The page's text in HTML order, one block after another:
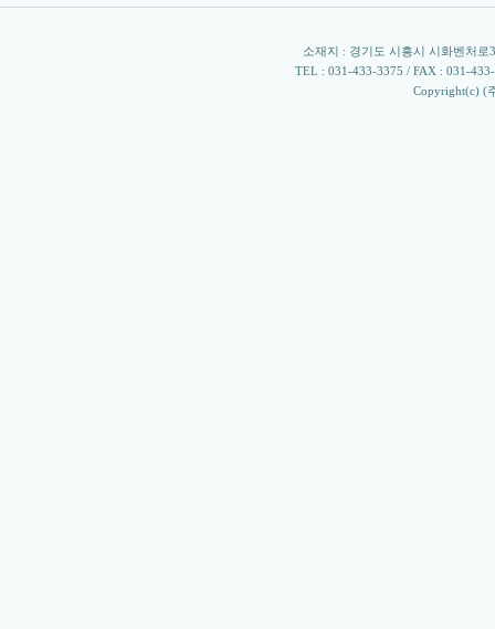
소재지 : 경기도 시흥시 시화벤처
TEL : 031-433-3375 / FAX : 031-
Copyright(c) (